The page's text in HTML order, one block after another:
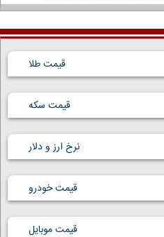
قیمت طلا
قیمت سکه
نرخ ارز و دلار
قیمت خودرو
قیمت موبایل